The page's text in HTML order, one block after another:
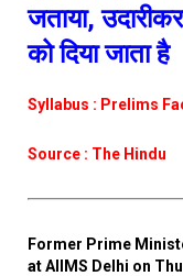
जताया,
को दिया जाता है
Syllabus : Prelims
Source : The Hindu
Former Prime
at AIIMS Delhi on